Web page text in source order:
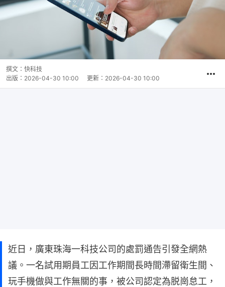
撰文： 快科技
出版： 2026-04-30 10:00 更新： 2026-04-30 10:00
近日，廣東珠海一科技公司的處罰通告引發全網熱
議。一名試用期員工因工作期間長時間滯留衛生間、
玩手機做與工作無關的事，被公司認定為脱崗怠工，